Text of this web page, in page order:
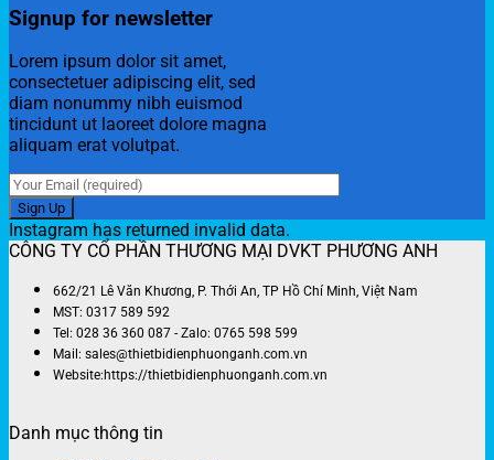
Signup for newsletter
Lorem ipsum dolor sit amet,
consectetuer adipiscing elit, sed
diam nonummy nibh euismod
tincidunt ut laoreet dolore magna
aliquam erat volutpat.
Instagram has returned invalid data.
CÔNG TY CỔ PHẦN THƯƠNG MẠI DVKT PHƯƠNG ANH
662/21 Lê Văn Khương, P. Thới An, TP Hồ Chí Minh, Việt Nam
MST: 0317 589 592
Tel: 028 36 360 087 - Zalo: 0765 598 599
Mail: sales@thietbidienphuonganh.com.vn
Website:https://thietbidienphuonganh.com.vn
Danh mục thông tin